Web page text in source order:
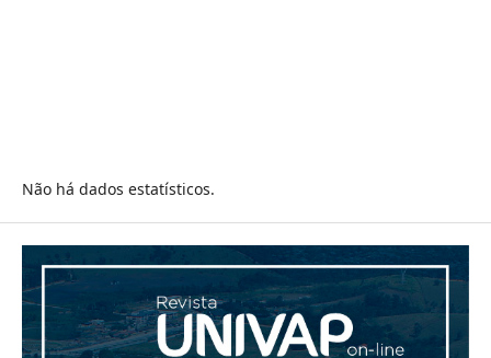
Não há dados estatísticos.